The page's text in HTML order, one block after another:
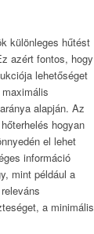
különleges hűtést
azért fontos, hogy
lehetőséget
alapján. Az
hogyan
el lehet
információ
mint például a
a minimális